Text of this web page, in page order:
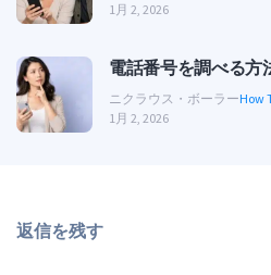
1月 2, 2026
電話番号を調べる方
ニクラウス・ボーラーHow
1月 2, 2026
返信を残す